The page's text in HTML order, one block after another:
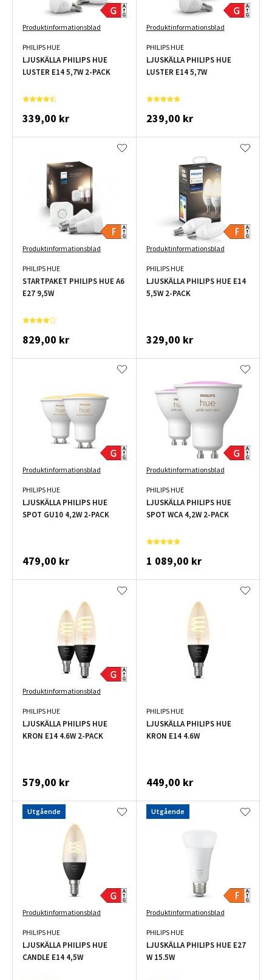
Produktinformationsblad
PHILIPS HUE
LJUSKÄLLA PHILIPS HUE
LUSTER E14 5,7W 2-PACK
339,00 kr
Produktinformationsblad
PHILIPS HUE
LJUSKÄLLA PHILIPS HUE
LUSTER E14 5,7W
239,00 kr
Produktinformationsblad
PHILIPS HUE
STARTPAKET PHILIPS HUE A6
E27 9,5W
829,00 kr
Produktinformationsblad
PHILIPS HUE
LJUSKÄLLA PHILIPS HUE E14
5,5W 2-PACK
329,00 kr
Produktinformationsblad
PHILIPS HUE
LJUSKÄLLA PHILIPS HUE
SPOT GU10 4,2W 2-PACK
479,00 kr
Produktinformationsblad
PHILIPS HUE
LJUSKÄLLA PHILIPS HUE
SPOT WCA 4,2W 2-PACK
1 089,00 kr
Produktinformationsblad
PHILIPS HUE
LJUSKÄLLA PHILIPS HUE
KRON E14 4.6W 2-PACK
579,00 kr
PHILIPS HUE
LJUSKÄLLA PHILIPS HUE
KRON E14 4.6W
449,00 kr
Produktinformationsblad
Utgående
PHILIPS HUE
LJUSKÄLLA PHILIPS HUE
CANDLE E14 4,5W
Produktinformationsblad
Utgående
PHILIPS HUE
LJUSKÄLLA PHILIPS HUE E27
W 15.5W